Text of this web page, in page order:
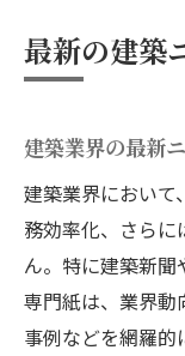
最新の建築
建築業界の最新
建築業界において
務効率化、さら
ん。特に建築新
専門紙は、業界動
事例などを網羅的